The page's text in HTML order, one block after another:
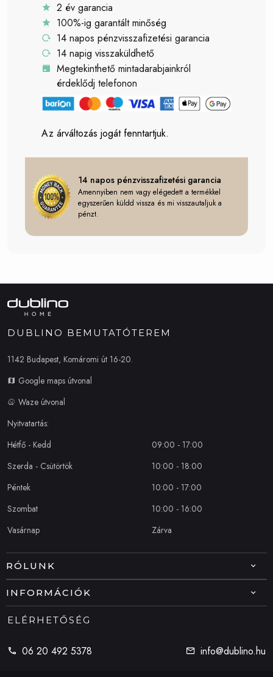
2 év garancia
100%-ig garantált minőség
14 napos pénzvisszafizetési garancia
14 napig visszaküldhető
Megtekinthető mintadarabjainkról
érdeklődj telefonon
Az árváltozás jogát fenntartjuk.
14 napos pénzvisszafizetési garancia
Amennyiben nem vagy elégedett a termékkel
egyszerűen küldd vissza és mi visszautaljuk a
pénzt.
RÓLUNK
ELÉRHETŐSÉG
06 20 492 5378 info@dublino.hu
INFORMÁCIÓK
DUBLINO BEMUTATÓTEREM
1142 Budapest, Komáromi út 16-20.
Google maps útvonal
Waze útvonal
Nyitvatartás:
Hétfő - Kedd
09:00 - 17:00
Szerda - Csütörtök
10:00 - 18:00
Péntek
10:00 - 17:00
Szombat
10:00 - 16:00
Vasárnap
Zárva